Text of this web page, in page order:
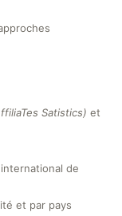
Satistics) et
de
et par pays